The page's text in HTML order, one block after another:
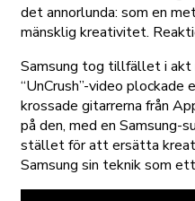
det annorlunda: som en
mänsklig kreativitet.
Samsung tog tillfället i akt
“UnCrush”-video plockade
krossade gitarrerna från
på den, med en
stället för att ersätta
Samsung sin teknik som